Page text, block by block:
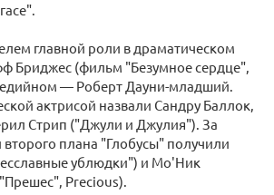
главной роли в драматическом
Бриджес (фильм "Безумное сердце",
— Роберт Дауни-младший.
актрисой назвали Сандру Баллок,
Стрип ("Джули и Джулия"). За
плана "Глобусы" получили
ублюдки") и Мо'Ник
Precious).